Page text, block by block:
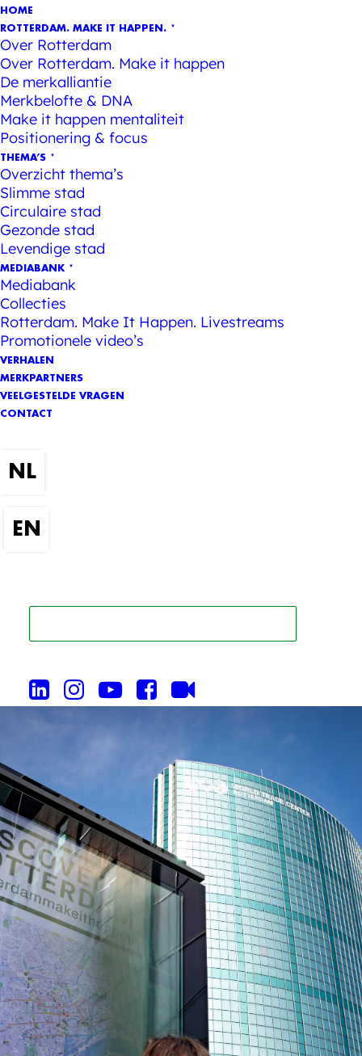
HOME
ROTTERDAM. MAKE IT HAPPEN.
Over Rotterdam
Over Rotterdam. Make it happen
De merkalliantie
Merkbelofte & DNA
Make it happen mentaliteit
Positionering & focus
THEMA’S
Overzicht thema’s
Slimme stad
Circulaire stad
Gezonde stad
Levendige stad
MEDIABANK
Mediabank
Collecties
Rotterdam. Make It Happen. Livestreams
Promotionele video’s
VERHALEN
MERKPARTNERS
VEELGESTELDE VRAGEN
CONTACT